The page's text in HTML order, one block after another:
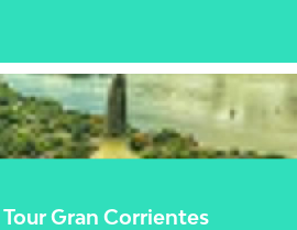
Tour Gran Corrientes